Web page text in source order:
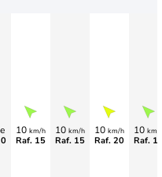
10 km/h
Raf. 15
10 km/h
Raf. 15
10 km/h
Raf. 20
10 km/
Raf.